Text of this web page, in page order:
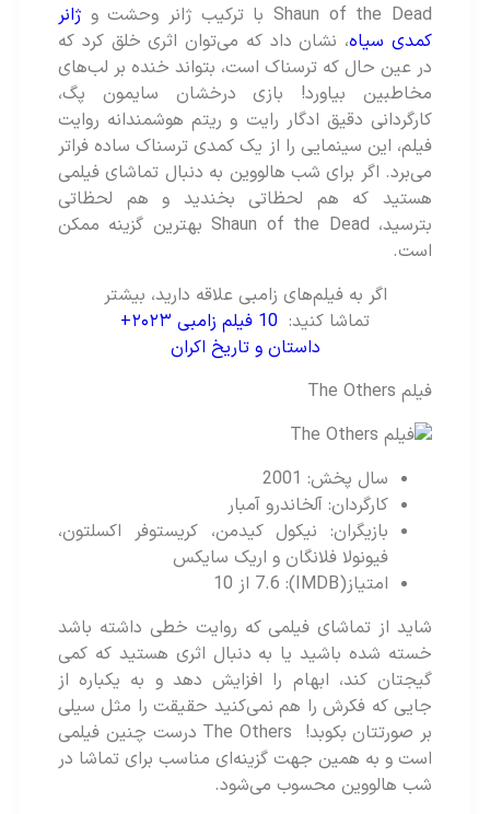
Shaun of the Dead با ترکیب ژانر وحشت و
ژانر
کمدی سیاه، نشان داد که می‌توان اثری خلق کرد که
در عین حال که ترسناک است، بتواند خنده بر لب‌های
مخاطبین بیاورد! بازی درخشان سایمون پگ،
کارگردانی دقیق ادگار رایت و ریتم هوشمندانه‌ روایت
فیلم، این سینمایی را از یک کمدی ترسناک ساده فراتر
می‌برد. اگر برای شب هالووین به دنبال تماشای فیلمی
هستید که هم لحظاتی بخندید و هم لحظاتی
بترسید، Shaun of the Dead بهترین گزینه ممکن
است.
اگر به فیلم‌های زامبی علاقه دارید، بیشتر
تماشا کنید:
10 فیلم زامبی ۲۰۲۳+
داستان و تاریخ اکران
فیلم The Others
سال پخش: 2001
کارگردان: آلخاندرو آمبار
بازیگران: نیکول کیدمن، کریستوفر اکسلتون،
فیونولا فلانگان و اریک سایکس
امتیاز(IMDB): 7.6 از 10
شاید از تماشای فیلمی که روایت خطی داشته باشد
خسته شده باشید یا به دنبال اثری هستید که کمی
گیجتان کند، ابهام را افزایش دهد و به یکباره از
جایی که فکرش را هم نمی‌کنید حقیقت را مثل سیلی
بر صورتتان بکوبد! The Others درست چنین فیلمی
است و به همین جهت گزینه‌ای مناسب برای تماشا در
شب هالووین محسوب می‌شود.